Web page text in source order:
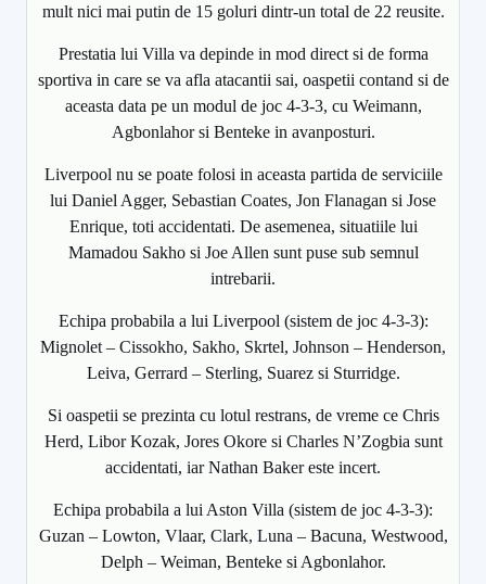
mult nici mai putin de 15 goluri dintr-un total de 22 reusite.
Prestatia lui Villa va depinde in mod direct si de forma
sportiva in care se va afla atacantii sai, oaspetii contand si de
aceasta data pe un modul de joc 4-3-3, cu Weimann,
Agbonlahor si Benteke in avanposturi.
Liverpool nu se poate folosi in aceasta partida de serviciile
lui Daniel Agger, Sebastian Coates, Jon Flanagan si Jose
Enrique, toti accidentati. De asemenea, situatiile lui
Mamadou Sakho si Joe Allen sunt puse sub semnul
intrebarii.
Echipa probabila a lui Liverpool (sistem de joc 4-3-3):
Mignolet – Cissokho, Sakho, Skrtel, Johnson – Henderson,
Leiva, Gerrard – Sterling, Suarez si Sturridge.
Si oaspetii se prezinta cu lotul restrans, de vreme ce Chris
Herd, Libor Kozak, Jores Okore si Charles N’Zogbia sunt
accidentati, iar Nathan Baker este incert.
Echipa probabila a lui Aston Villa (sistem de joc 4-3-3):
Guzan – Lowton, Vlaar, Clark, Luna – Bacuna, Westwood,
Delph – Weiman, Benteke si Agbonlahor.